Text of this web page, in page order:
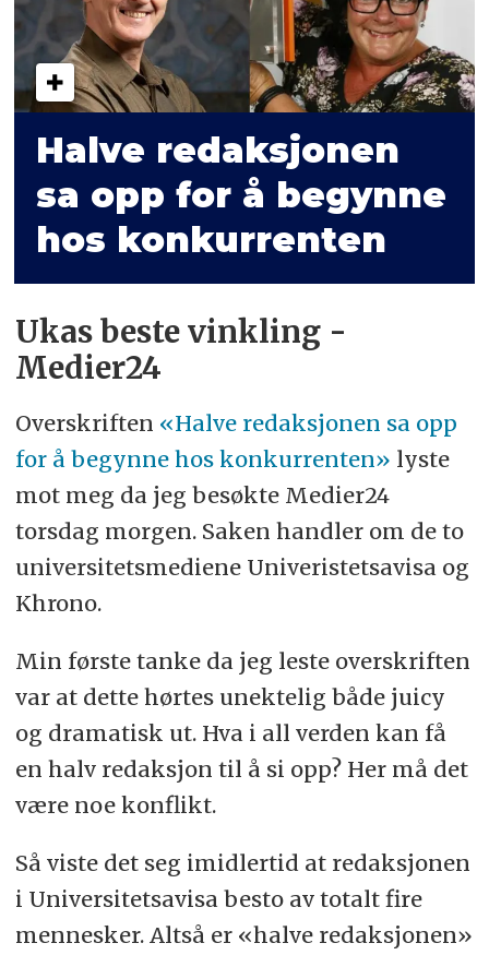
Halve redaksjonen
sa opp for å begynne
hos konkurrenten
Ukas beste vinkling -
Medier24
Overskriften «Halve redaksjonen sa opp
for å begynne hos konkurrenten» lyste
mot meg da jeg besøkte Medier24
torsdag morgen. Saken handler om de to
universitetsmediene Univeristetsavisa og
Khrono.
Min første tanke da jeg leste overskriften
var at dette hørtes unektelig både juicy
og dramatisk ut. Hva i all verden kan få
en halv redaksjon til å si opp? Her må det
være noe konflikt.
Så viste det seg imidlertid at redaksjonen
i Universitetsavisa besto av totalt fire
mennesker. Altså er «halve redaksjonen»